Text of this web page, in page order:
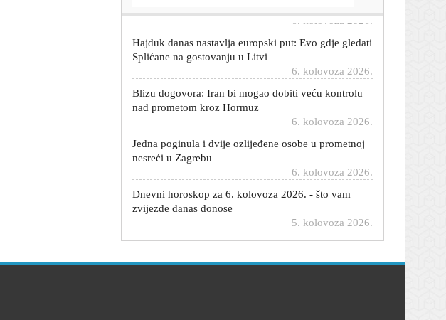
Hajduk danas nastavlja europski put: Evo gdje gledati
Splićane na gostovanju u Litvi
6. kolovoza 2026.
Blizu dogovora: Iran bi mogao dobiti veću kontrolu
nad prometom kroz Hormuz
6. kolovoza 2026.
Jedna poginula i dvije ozlijeđene osobe u prometnoj
nesreći u Zagrebu
6. kolovoza 2026.
Dnevni horoskop za 6. kolovoza 2026. - što vam
zvijezde danas donose
5. kolovoza 2026.
Vakula prognozira: Izdržite još sutra, u petak moguće
i olujno nevrijeme